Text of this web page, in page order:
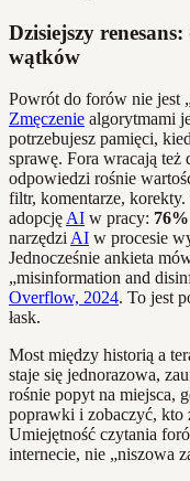
Dzisiejszy
wątków
Powrót do forów nie jest
Zmęczenie algorytmami
potrzebujesz pamięci,
sprawę. Fora wracają też
odpowiedzi rośnie
filtr, komentarze,
adopcję AI w pracy: 76%
narzędzi AI w procesie
Jednocześnie ankieta
„misinformation and
Overflow, 2024. To jest
łask.
Most między historią a
staje się jednorazowa,
rośnie popyt na miejsca,
poprawki i zobaczyć, kto
Umiejętność czytania
internecie, nie „niszowa